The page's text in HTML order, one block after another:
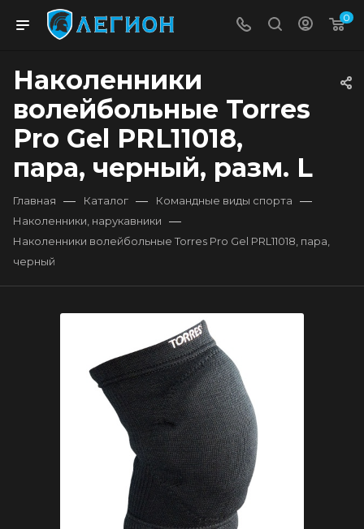
0
Наколенники
волейбольные Torres
Pro Gel PRL11018,
пара, черный, разм. L
Главная — Каталог — Командные виды спорта —
Наколенники, нарукавники —
Наколенники волейбольные Torres Pro Gel PRL11018, пара,
черный